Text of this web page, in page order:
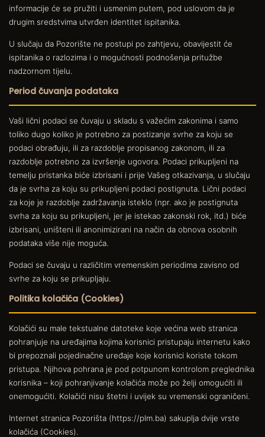
informacije će se pružiti i usmenim putem, pod uslovom da je
drugim sredstvima utvrđen identitet ispitanika.
U slučaju da Pozorište ne postupi po zahtjevu, obavijestit će
ispitanika o razlozima i o mogućnosti podnošenja pritužbe
nadzornom tijelu.
Period čuvanja podataka
Vaši lični podaci se čuvaju u skladu s važećim zakonima i samo
toliko dugo koliko je potrebno za postizanje svrhe za koju se
podaci obrađuju, ili za razdoblje propisanog zakonom, ili za
razdoblje potrebno za izvršenje ugovora. Podaci prikupljeni na
temelju pristanka biće izbrisani i prije Vašeg otkazivanja, u slučaju
da je svrha za koju su prikupljeni podaci postignuta. Lični podaci
za koje je razdoblje zadržavanja isteklo (npr. ako je postignuta
svrha za koju su prikupljeni, jer je istekao zakonski rok, itd.) biće
izbrisani, uništeni ili anonimizirani na način da obnova osobnih
podataka više nije moguća.
Podaci se čuvaju u različitim vremenskim periodima zavisno od
svrhe za koju se prikupljaju.
Politika kolačića (Cookies)
Kolačići su male tekstualne datoteke koje većina web stranica
pohranjuje na uređajima kojima korisnici pristupaju internetu kako
bi prepoznali pojedinačne uređaje koje korisnici koriste tokom
pristupa. Njihova pohrana je pod potpunom kontrolom preglednika
korisnika – koji pohranjivanje kolačića može po želji omogućiti ili
onemogućiti. Kolačići nisu štetni i uvijek su vremenski ograničeni.
Internet stranica Pozorišta (https://plm.ba) sakuplja dvije vrste
kolačića (Cookies).